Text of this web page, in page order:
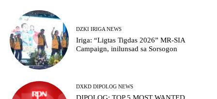
DZKI IRIGA NEWS
Iriga: “Ligtas Tigdas 2026” MR-SIA
Campaign, inilunsad sa Sorsogon
DXKD DIPOLOG NEWS